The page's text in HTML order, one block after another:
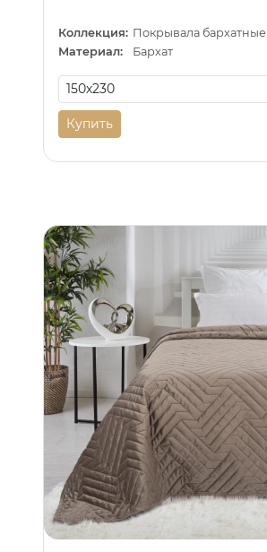
Коллекция: Покрывала бархатные
Материал:
Бархат
Купить